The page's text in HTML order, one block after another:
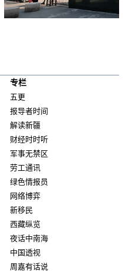
专栏
五更
报导者时间
解读新疆
财经时时听
军事无禁区
劳工通讯
绿色情报员
网络博弈
新移民
西藏纵览
夜话中南海
中国透视
周嘉有话说